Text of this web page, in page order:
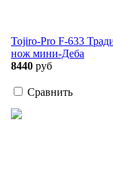
Tojiro-Pro F-633
нож мини-Деба
8440 руб
Сравнить